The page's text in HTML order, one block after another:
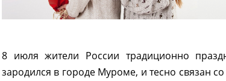
8 июля жители России традиционно
зародился в городе Муроме, и тесно связан